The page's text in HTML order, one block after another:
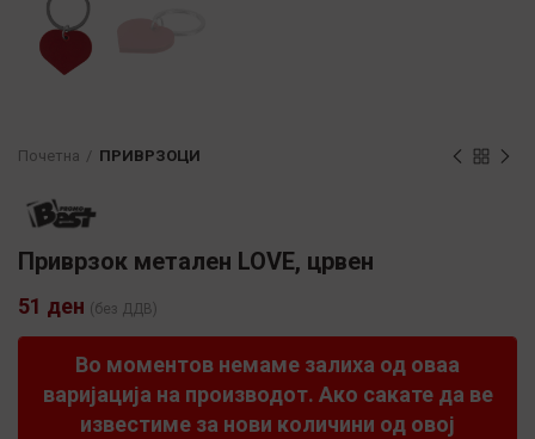
Почетна ПРИВРЗОЦИ
Приврзок метален LOVE, црвен
51 ден (без ДДВ)
Во моментов немаме залиха од оваа
варијација на производот. Ако сакате да ве
известиме за нови количини од овој